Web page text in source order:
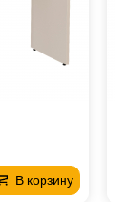
В корзину